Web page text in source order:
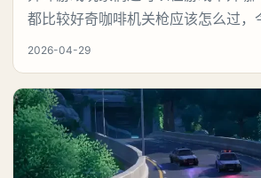
都比较好奇咖啡机关枪应该怎么过，
家带来咖啡机关枪攻略。异环咖啡机
「一咖舍」咖啡店）解锁店长特供玩
（必须这套）白藏（3级都市技能，
不断、不翻车娜娜莉（3级）：锤子
（
2026-04-29